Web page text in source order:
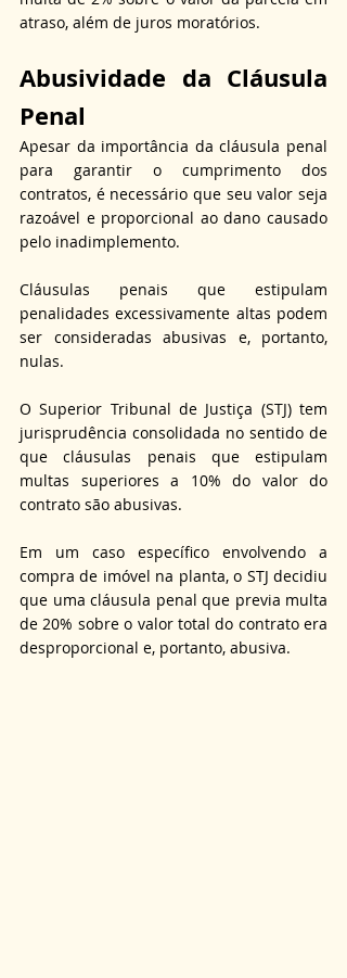
atraso, além de juros moratórios.
Abusividade da Cláusula
Penal
Apesar da importância da cláusula penal
para garantir o cumprimento dos
contratos, é necessário que seu valor seja
razoável e proporcional ao dano causado
pelo inadimplemento.
Cláusulas penais que estipulam
penalidades excessivamente altas podem
ser consideradas abusivas e, portanto,
nulas.
O Superior Tribunal de Justiça (STJ) tem
jurisprudência consolidada no sentido de
que cláusulas penais que estipulam
multas superiores a 10% do valor do
contrato são abusivas.
Em um caso específico envolvendo a
compra de imóvel na planta, o STJ decidiu
que uma cláusula penal que previa multa
de 20% sobre o valor total do contrato era
desproporcional e, portanto, abusiva.